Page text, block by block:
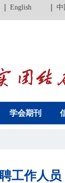
English 中
学会期刊
工作人员